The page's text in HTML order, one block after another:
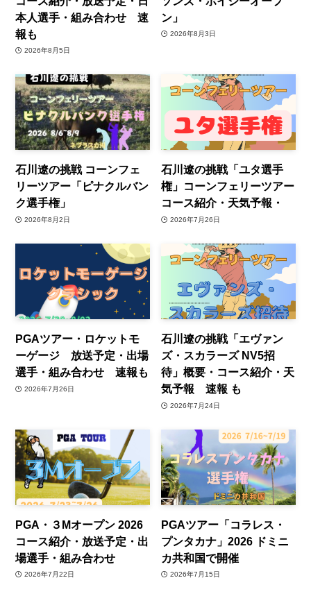
本人選手・組み合わせ 速
報も
2026年8月5日
ン」
2026年8月3日
石川遼の挑戦 コーンフェ
リーツアー「ピナクルバン
ク選手権」
2026年8月2日
石川遼の挑戦「ユタ選手
権」コーンフェリーツアー
コース紹介・天気予報・
2026年7月26日
PGAツアー・ロケットモ
ーゲージ 放送予定・出場
選手・組み合わせ 速報も
2026年7月26日
石川遼の挑戦「エヴァン
ズ・スカラーズ NV5招
待」概要・コース紹介・天
気予報 速報 も
2026年7月24日
PGA・３Mオープン 2026
コース紹介・放送予定・出
場選手・組み合わせ
2026年7月22日
PGAツアー「コラレス・
プンタカナ」2026 ドミニ
カ共和国で開催
2026年7月15日